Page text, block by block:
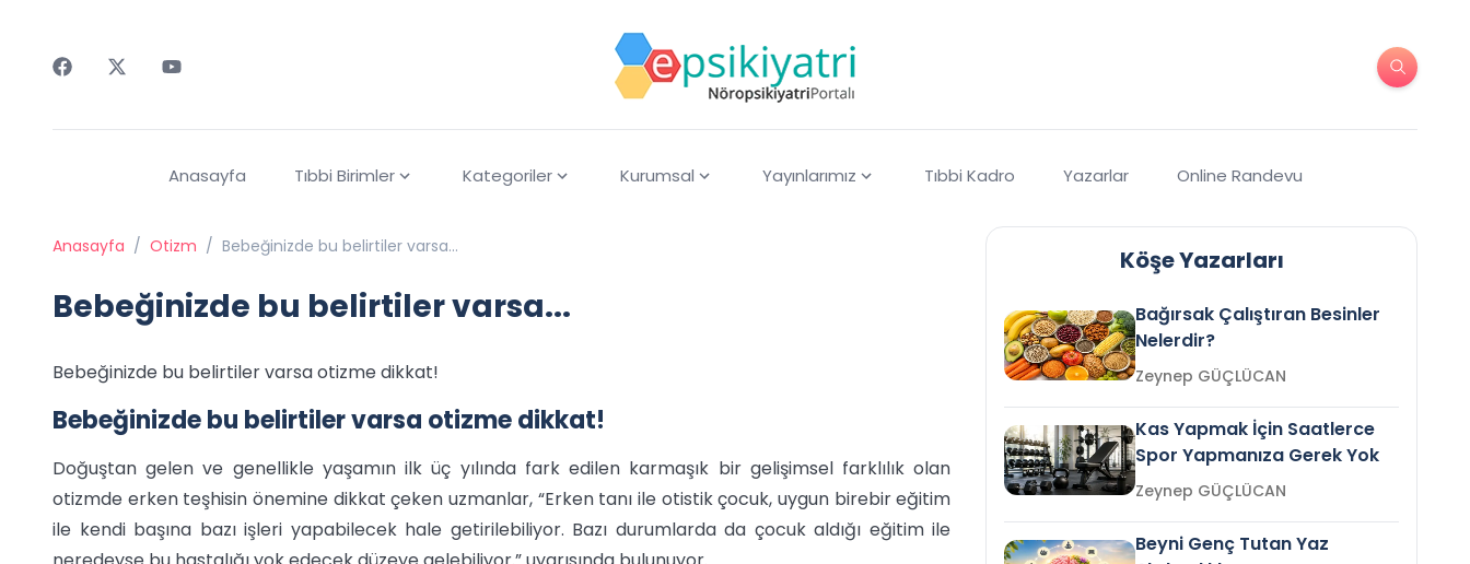
Anasayfa Tıbbi Birimler Kategoriler Kurumsal Yayınlarımız Tıbbi Kadro Yazarlar Online Randevu
Anasayfa / Otizm / Bebeğinizde bu belirtiler varsa...
Bebeğinizde bu belirtiler varsa...
Bebeğinizde bu belirtiler varsa otizme dikkat!
Bebeğinizde bu belirtiler varsa otizme dikkat!
Doğuştan gelen ve genellikle yaşamın ilk üç yılında fark edilen karmaşık bir gelişimsel farklılık olan
otizmde erken teşhisin önemine dikkat çeken uzmanlar, “Erken tanı ile otistik çocuk, uygun birebir eğitim
ile kendi başına bazı işleri yapabilecek hale getirilebiliyor. Bazı durumlarda da çocuk aldığı eğitim ile
Köşe Yazarları
Bağırsak Çalıştıran Besinler
Nelerdir?
Zeynep GÜÇLÜCAN
Kas Yapmak İçin Saatlerce
Spor Yapmanıza Gerek Yok
Zeynep GÜÇLÜCAN
Beyni Genç Tutan Yaz